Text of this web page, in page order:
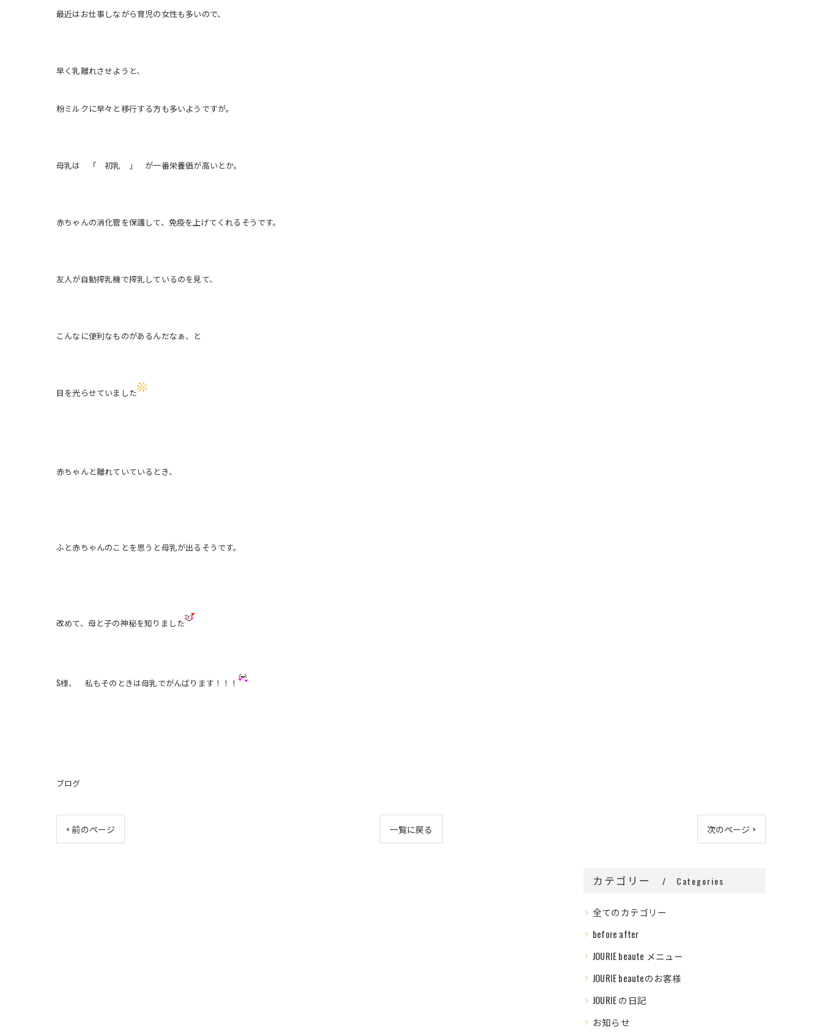
最近はお仕事しながら育児の女性も多いので、
早く乳離れさせようと、
粉ミルクに早々と移行する方も多いようですが。
母乳は 「 初乳 」 が一番栄養価が高いとか。
赤ちゃんの消化管を保護して、免疫を上げてくれるそうです。
友人が自動搾乳機で搾乳しているのを見て、
こんなに便利なものがあるんだなぁ、と
目を光らせていました
赤ちゃんと離れていているとき、
ふと赤ちゃんのことを思うと母乳が出るそうです。
改めて、母と子の神秘を知りました
S様、 私もそのときは母乳でがんばります！！！
ブログ
< 前のページ 一覧に戻る 次のページ >
カテゴリー Categories
全てのカテゴリー
before after
JOURIE beaute メニュー
JOURIE beauteのお客様
JOURIE の日記
お知らせ